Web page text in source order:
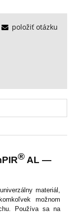
položiť otázku
® AL —
materiál,
možnom
Používa sa na